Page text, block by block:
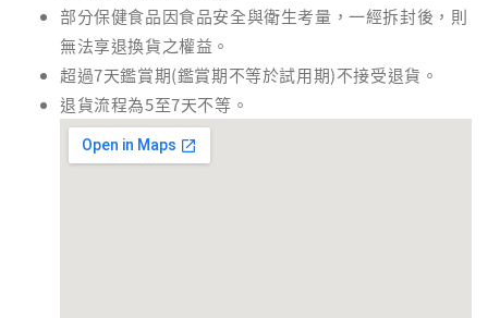
部分保健食品因食品安全與衛生考量，一經拆封後，則
無法享退換貨之權益。
超過7天鑑賞期(鑑賞期不等於試用期)不接受退貨。
退貨流程為5至7天不等。